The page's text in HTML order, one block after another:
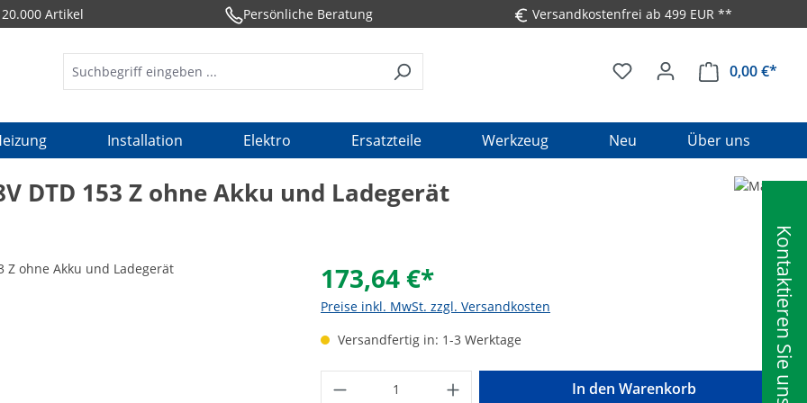
Artikel Persönliche Beratung Versandkostenfrei ab 499 EUR **
0,00 €*
Installation Elektro Ersatzteile Werkzeug Neu Über uns
Kontaktieren Sie uns
DTD 153 Z ohne Akku und Ladegerät
173,64 €*
Preise inkl. MwSt. zzgl. Versandkosten
Versandfertig in: 1-3 Werktage
Produkt Anzahl: Gib den gewünschten Wert
In den Warenkorb